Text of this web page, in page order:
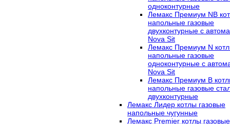
одноконтурные
Лемакс Премиум NB
напольные газовые
двухконтурные c
Nova Sit
Лемакс Премиум N
напольные газовые
одноконтурные c
Nova Sit
Лемакс Премиум B
напольные газовые
двухконтурные
Лемакс Лидер котлы газовые
напольные чугунные
Лемакс Premier котлы газовые